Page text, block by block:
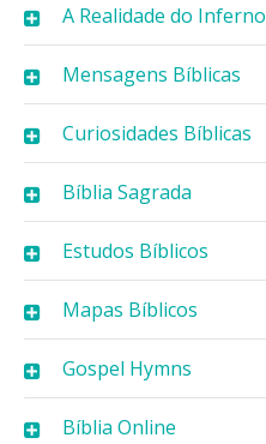
A Realidade do Inferno
Mensagens Bíblicas
Curiosidades Bíblicas
Bíblia Sagrada
Estudos Bíblicos
Mapas Bíblicos
Gospel Hymns
Bíblia Online